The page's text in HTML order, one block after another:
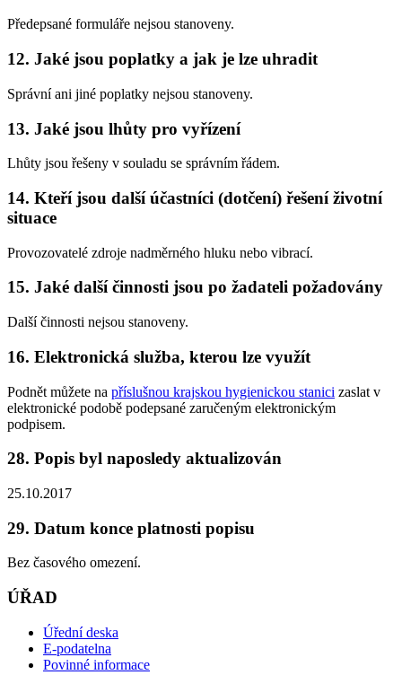
Předepsané formuláře nejsou stanoveny.
12. Jaké jsou poplatky a jak je lze uhradit
Správní ani jiné poplatky nejsou stanoveny.
13. Jaké jsou lhůty pro vyřízení
Lhůty jsou řešeny v souladu se správním řádem.
14. Kteří jsou další účastníci (dotčení) řešení životní
situace
Provozovatelé zdroje nadměrného hluku nebo vibrací.
15. Jaké další činnosti jsou po žadateli požadovány
Další činnosti nejsou stanoveny.
16. Elektronická služba, kterou lze využít
Podnět můžete na příslušnou krajskou hygienickou stanici zaslat v
elektronické podobě podepsané zaručeným elektronickým
podpisem.
28. Popis byl naposledy aktualizován
25.10.2017
29. Datum konce platnosti popisu
Bez časového omezení.
ÚŘAD
Úřední deska
E-podatelna
Povinné informace